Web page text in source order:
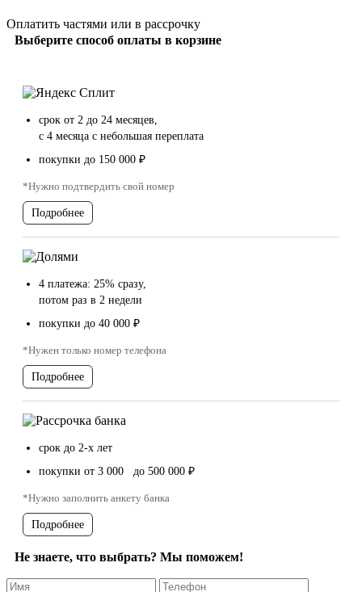
Оплатить частями или в рассрочку
Выберите способ оплаты в корзине
срок от 2 до 24 месяцев,
с 4 месяца с небольшая переплата
покупки до 150 000 ₽
*Нужно подтвердить свой номер
Подробнее
4 платежа: 25% сразу,
потом раз в 2 недели
покупки до 40 000 ₽
*Нужен только номер телефона
Подробнее
срок до 2-х лет
покупки от 3 000 до 500 000 ₽
*Нужно заполнить анкету банка
Подробнее
Не знаете, что выбрать? Мы поможем!